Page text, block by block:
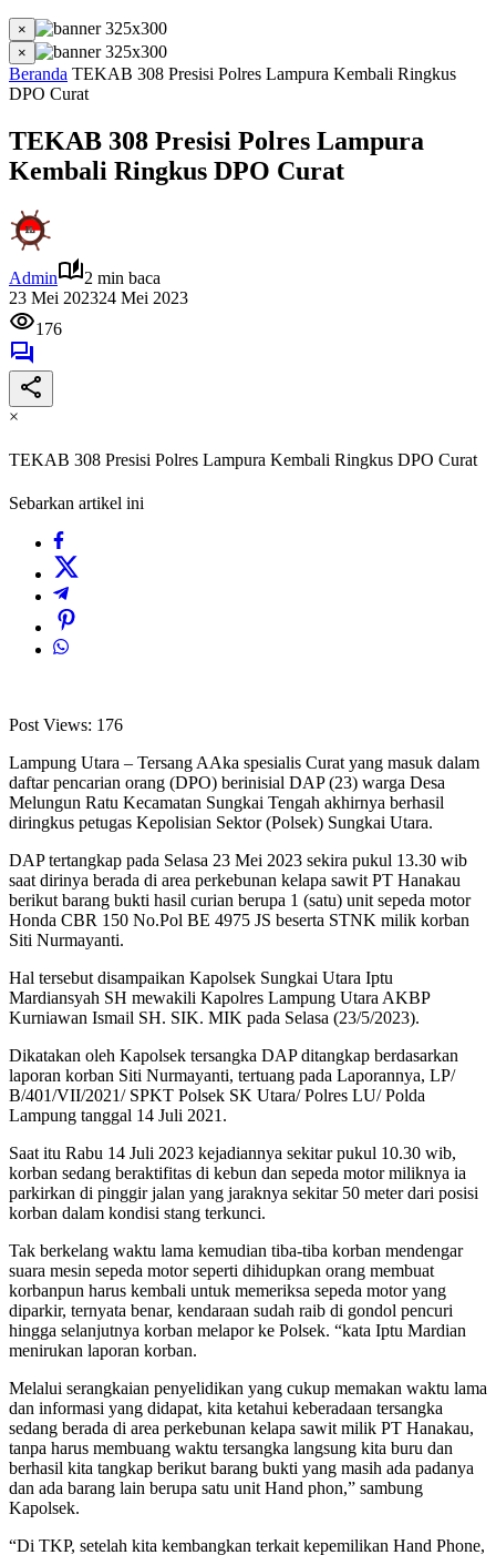
×
×
Beranda TEKAB 308 Presisi Polres Lampura Kembali Ringkus
DPO Curat
TEKAB 308 Presisi Polres Lampura
Kembali Ringkus DPO Curat
Admin
2 min baca
23 Mei 202324 Mei 2023
176
×
TEKAB 308 Presisi Polres Lampura Kembali Ringkus DPO Curat
Sebarkan artikel ini
Post Views: 176
Lampung Utara – Tersang AAka spesialis Curat yang masuk dalam
daftar pencarian orang (DPO) berinisial DAP (23) warga Desa
Melungun Ratu Kecamatan Sungkai Tengah akhirnya berhasil
diringkus petugas Kepolisian Sektor (Polsek) Sungkai Utara.
DAP tertangkap pada Selasa 23 Mei 2023 sekira pukul 13.30 wib
saat dirinya berada di area perkebunan kelapa sawit PT Hanakau
berikut barang bukti hasil curian berupa 1 (satu) unit sepeda motor
Honda CBR 150 No.Pol BE 4975 JS beserta STNK milik korban
Siti Nurmayanti.
Hal tersebut disampaikan Kapolsek Sungkai Utara Iptu
Mardiansyah SH mewakili Kapolres Lampung Utara AKBP
Kurniawan Ismail SH. SIK. MIK pada Selasa (23/5/2023).
Dikatakan oleh Kapolsek tersangka DAP ditangkap berdasarkan
laporan korban Siti Nurmayanti, tertuang pada Laporannya, LP/
B/401/VII/2021/ SPKT Polsek SK Utara/ Polres LU/ Polda
Lampung tanggal 14 Juli 2021.
Saat itu Rabu 14 Juli 2023 kejadiannya sekitar pukul 10.30 wib,
korban sedang beraktifitas di kebun dan sepeda motor miliknya ia
parkirkan di pinggir jalan yang jaraknya sekitar 50 meter dari posisi
korban dalam kondisi stang terkunci.
Tak berkelang waktu lama kemudian tiba-tiba korban mendengar
suara mesin sepeda motor seperti dihidupkan orang membuat
korbanpun harus kembali untuk memeriksa sepeda motor yang
diparkir, ternyata benar, kendaraan sudah raib di gondol pencuri
hingga selanjutnya korban melapor ke Polsek. “kata Iptu Mardian
menirukan laporan korban.
Melalui serangkaian penyelidikan yang cukup memakan waktu lama
dan informasi yang didapat, kita ketahui keberadaan tersangka
sedang berada di area perkebunan kelapa sawit milik PT Hanakau,
tanpa harus membuang waktu tersangka langsung kita buru dan
berhasil kita tangkap berikut barang bukti yang masih ada padanya
dan ada barang lain berupa satu unit Hand phon,” sambung
Kapolsek.
“Di TKP, setelah kita kembangkan terkait kepemilikan Hand Phone,